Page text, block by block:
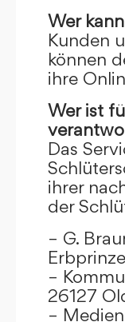
Wer
Kunden
können
ihre
Wer ist
Das
ihrer
der
– G.
–
26127
–